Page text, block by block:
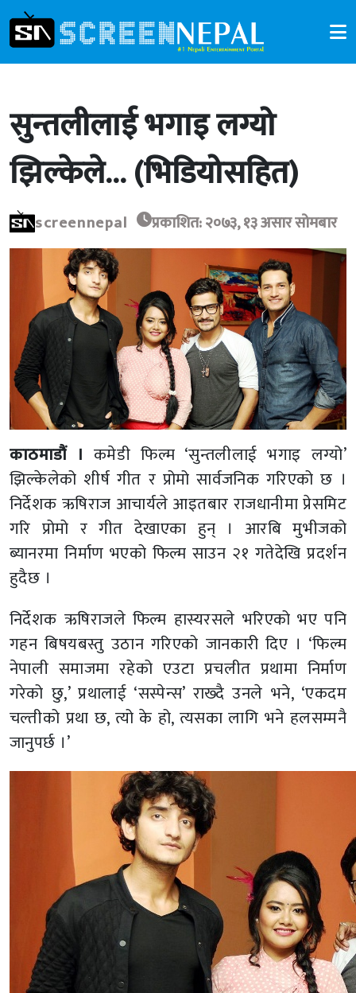
सुन्तलीलाई भगाइ लग्यो
झिल्केले… (भिडियोसहित)
screennepal प्रकाशित: २०७३, १३ असार सोमबार
काठमाडौं । कमेडी फिल्म ‘सुन्तलीलाई भगाइ लग्यो’
झिल्केलेको शीर्ष गीत र प्रोमो सार्वजनिक गरिएको छ ।
निर्देशक ऋषिराज आचार्यले आइतबार राजधानीमा प्रेसमिट
गरि प्रोमो र गीत देखाएका हुन् । आरबि मुभीजको
ब्यानरमा निर्माण भएको फिल्म साउन २१ गतेदेखि प्रदर्शन
हुदैछ ।
निर्देशक ऋषिराजले फिल्म हास्यरसले भरिएको भए पनि
गहन बिषयबस्तु उठान गरिएको जानकारी दिए । ‘फिल्म
नेपाली समाजमा रहेको एउटा प्रचलीत प्रथामा निर्माण
गरेको छु,’ प्रथालाई ‘सस्पेन्स’ राख्दै उनले भने, ‘एकदम
चल्तीको प्रथा छ, त्यो के हो, त्यसका लागि भने हलसम्मनै
जानुपर्छ ।’